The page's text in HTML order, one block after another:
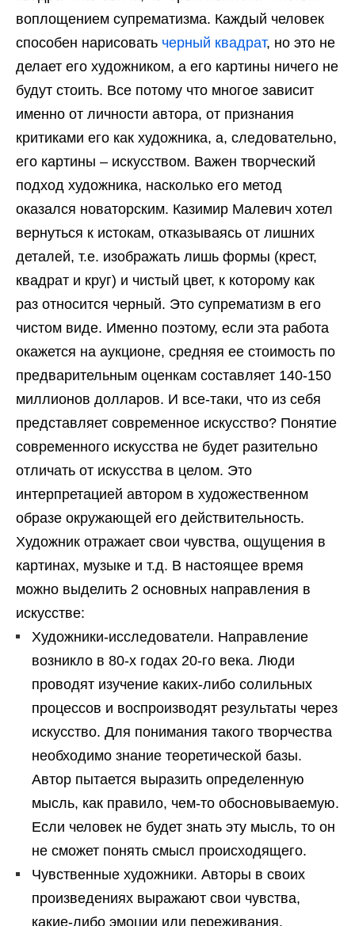
воплощением супрематизма. Каждый человек
способен нарисовать черный квадрат, но это не
делает его художником, а его картины ничего не
будут стоить. Все потому что многое зависит
именно от личности автора, от признания
критиками его как художника, а, следовательно,
его картины – искусством. Важен творческий
подход художника, насколько его метод
оказался новаторским. Казимир Малевич хотел
вернуться к истокам, отказываясь от лишних
деталей, т.е. изображать лишь формы (крест,
квадрат и круг) и чистый цвет, к которому как
раз относится черный. Это супрематизм в его
чистом виде. Именно поэтому, если эта работа
окажется на аукционе, средняя ее стоимость по
предварительным оценкам составляет 140-150
миллионов долларов. И все-таки, что из себя
представляет современное искусство? Понятие
современного искусства не будет разительно
отличать от искусства в целом. Это
интерпретацией автором в художественном
образе окружающей его действительность.
Художник отражает свои чувства, ощущения в
картинах, музыке и т.д. В настоящее время
можно выделить 2 основных направления в
искусстве:
Художники-исследователи. Направление
возникло в 80-х годах 20-го века. Люди
проводят изучение каких-либо солильных
процессов и воспроизводят результаты через
искусство. Для понимания такого творчества
необходимо знание теоретической базы.
Автор пытается выразить определенную
мысль, как правило, чем-то обосновываемую.
Если человек не будет знать эту мысль, то он
не сможет понять смысл происходящего.
Чувственные художники. Авторы в своих
произведениях выражают свои чувства,
какие-либо эмоции или переживания.